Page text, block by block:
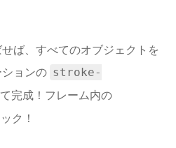
ば、すべてのオブジェクトを
ョンの stroke-
完成！フレーム内の
ク！